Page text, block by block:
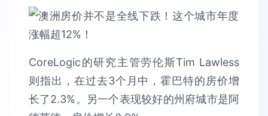
CoreLogic的研究主管劳伦斯Tim Lawless
则指出，在过去3个月中，霍巴特的房价增
长了2.3%。另一个表现较好的州府城市是阿